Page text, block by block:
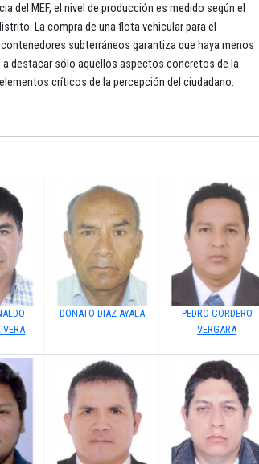
MEF, el nivel de producción es medido según el
La compra de una flota vehicular para el
subterráneos garantiza que haya menos
a destacar sólo aquellos aspectos concretos de la
críticos de la percepción del ciudadano.
DONATO DIAZ AYALA
PEDRO CORDERO
VERGARA